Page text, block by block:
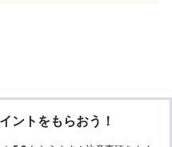
ントをもらおう！